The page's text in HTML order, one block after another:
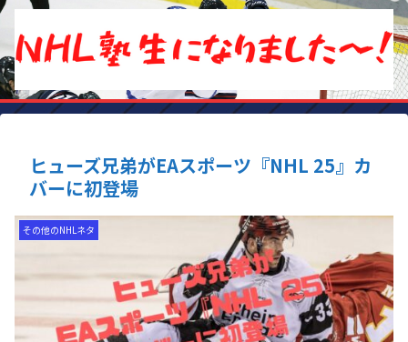
ヒューズ兄弟がEAスポーツ『NHL 25』カ
バーに初登場
その他のNHLネタ